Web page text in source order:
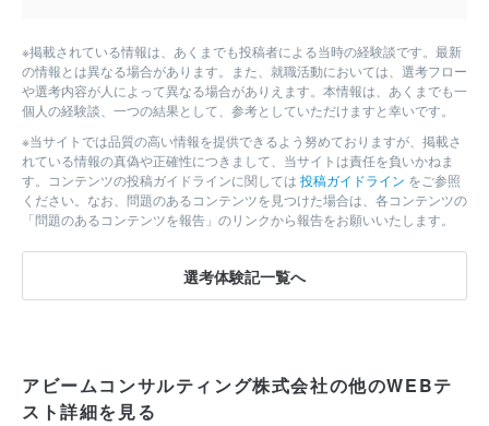
※掲載されている情報は、あくまでも投稿者による当時の経験談です。最新
の情報とは異なる場合があります。また、就職活動においては、選考フロー
や選考内容が人によって異なる場合がありえます。本情報は、あくまでも一
個人の経験談、一つの結果として、参考としていただけますと幸いです。
※当サイトでは品質の高い情報を提供できるよう努めておりますが、掲載さ
れている情報の真偽や正確性につきまして、当サイトは責任を負いかねま
す。コンテンツの投稿ガイドラインに関しては 投稿ガイドライン をご参照
ください。なお、問題のあるコンテンツを見つけた場合は、各コンテンツの
「問題のあるコンテンツを報告」のリンクから報告をお願いいたします。
選考体験記一覧へ
アビームコンサルティング株式会社の他のWEBテ
スト詳細を見る